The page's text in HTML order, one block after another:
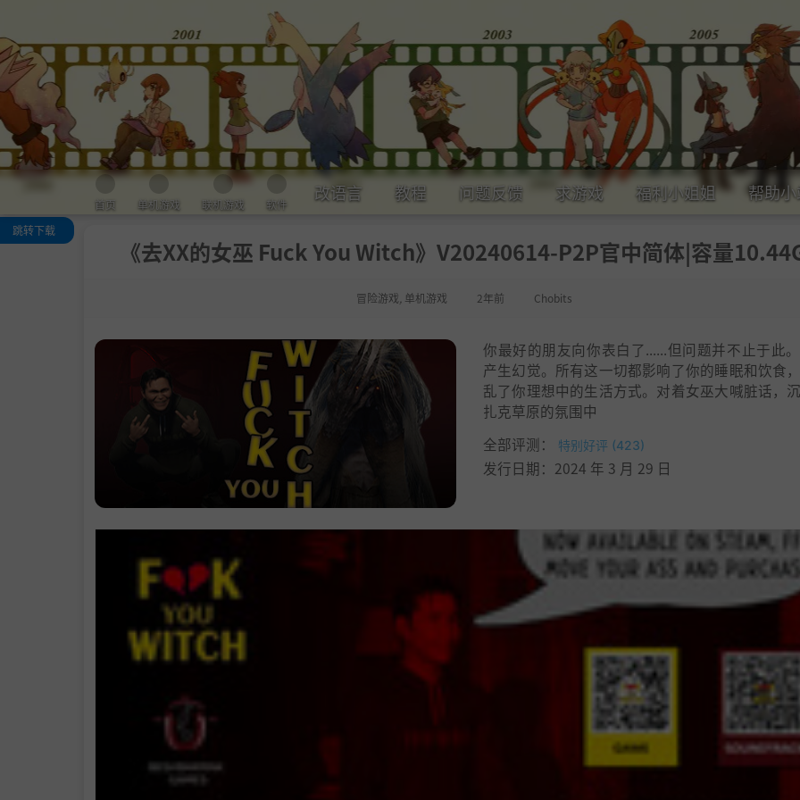
首页 单机游戏 联机游戏 软件
改语言 教程 问题反馈 求游戏 福利小姐姐 帮助
《去XX的女巫 Fuck You Witch》V20240614-P2P官中简体|容量
冒险游戏 单机游戏 2年前 Chobits
跳转下载
你最好的朋友向你表白了......但问题并不止于此
产生幻觉。所有这一切都影响了你的睡眠和饮食
乱了你理想中的生活方式。对着女巫大喊脏话，
扎克草原的氛围中
全部评测：
特别好评 (423)
发行日期：2024 年 3 月 29 日